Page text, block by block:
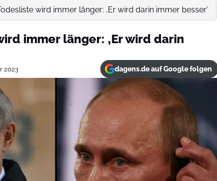
wird immer länger: ‚Er wird darin immer besser‘
immer länger: ‚Er wird darin
2023 dagens.de auf Google folgen